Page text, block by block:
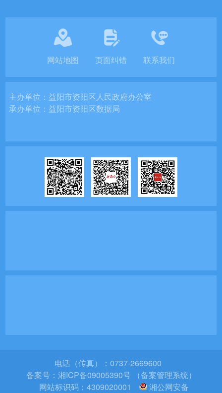
网站地图 页面纠错 联系我们
主办单位：益阳市资阳区人民政府办公室
承办单位：益阳市资阳区数据局
电话（传真）：0737-2669600
备案号： 湘ICP备09005390号 （备案管理系统）
网站标识码：4309020001
湘公网安备